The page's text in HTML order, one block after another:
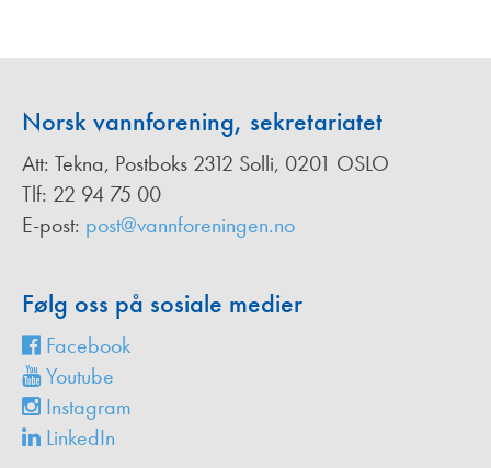
Norsk vannforening, sekretariatet
Att: Tekna, Postboks 2312 Solli, 0201 OSLO
Tlf: 22 94 75 00
E-post: post@vannforeningen.no
Følg oss på sosiale medier
Facebook
Youtube
Instagram
LinkedIn